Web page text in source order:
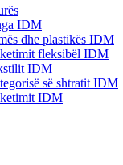
IDM
dhe plastikës IDM
fleksibël IDM
IDM
së shtratit IDM
IDM